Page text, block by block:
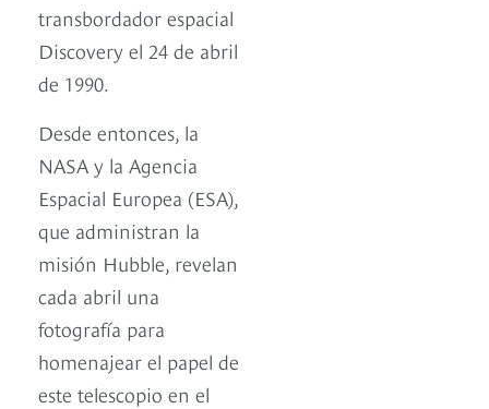
transbordador espacial
Discovery el 24 de abril
de 1990.
Desde entonces, la
NASA y la Agencia
Espacial Europea (ESA),
que administran la
misión Hubble, revelan
cada abril una
fotografía para
homenajear el papel de
este telescopio en el